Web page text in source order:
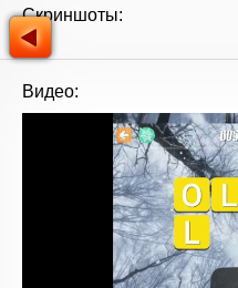
Скриншоты:
Видео: